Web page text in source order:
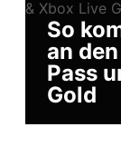
So
an
Pass
Gold